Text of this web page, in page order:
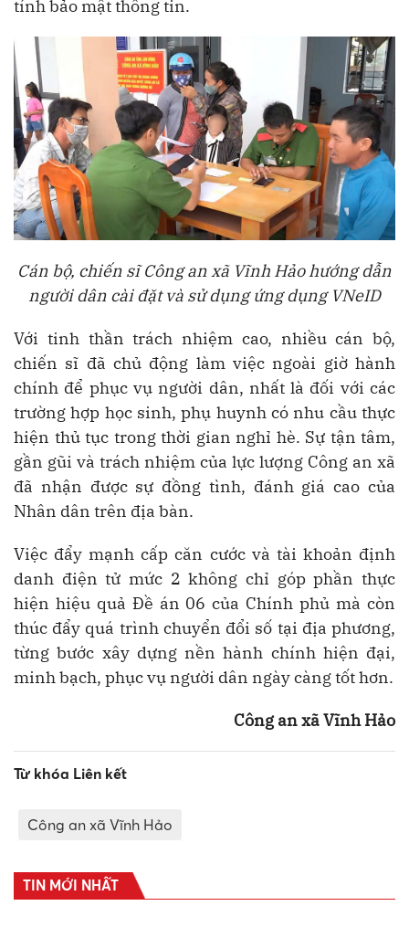
tính bảo mật thông tin.
Cán bộ, chiến sĩ Công an xã Vĩnh Hảo hướng dẫn
người dân cài đặt và sử dụng ứng dụng VNeID
Với tinh thần trách nhiệm cao, nhiều cán bộ,
chiến sĩ đã chủ động làm việc ngoài giờ hành
chính để phục vụ người dân, nhất là đối với các
trường hợp học sinh, phụ huynh có nhu cầu thực
hiện thủ tục trong thời gian nghỉ hè. Sự tận tâm,
gần gũi và trách nhiệm của lực lượng Công an xã
đã nhận được sự đồng tình, đánh giá cao của
Nhân dân trên địa bàn.
Việc đẩy mạnh cấp căn cước và tài khoản định
danh điện tử mức 2 không chỉ góp phần thực
hiện hiệu quả Đề án 06 của Chính phủ mà còn
thúc đẩy quá trình chuyển đổi số tại địa phương,
từng bước xây dựng nền hành chính hiện đại,
minh bạch, phục vụ người dân ngày càng tốt hơn.
Công an xã Vĩnh Hảo
Từ khóa Liên kết
Công an xã Vĩnh Hảo
TIN MỚI NHẤT